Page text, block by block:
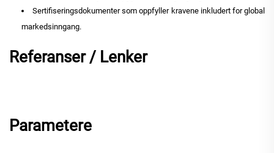
Sertifiseringsdokumenter som oppfyller kravene inkludert for global
markedsinngang.
Referanser / Lenker
Parametere